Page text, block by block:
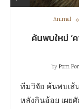
Animal
ค้นพบใหม่ ‘
byPom
ทีมวิจัย ค้นพบเส้
หลังกินอ้อย เผย